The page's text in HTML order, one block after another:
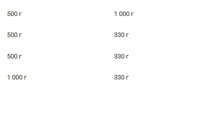
500 г 1 000 г
500 г 330 г
500 г 330 г
1 000 г 330 г